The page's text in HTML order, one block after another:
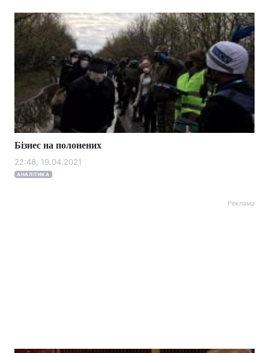
Бізнес на полонених
22:48, 19.04.2021
АНАЛІТИКА
Реклама